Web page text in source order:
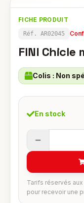
FICHE PRODUIT
Réf. AR02045
FINI Chicle
Colis : Non
En stock
Tarifs réservés
pour recevoir une